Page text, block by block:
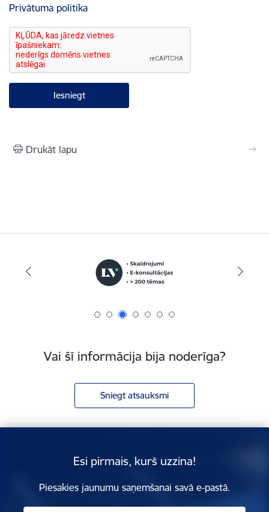
Privātuma politika
Drukāt lapu
Vai šī informācija bija noderīga?
Sniegt atsauksmi
Esi pirmais, kurš uzzina!
Piesakies jaunumu saņemšanai savā e-pastā.